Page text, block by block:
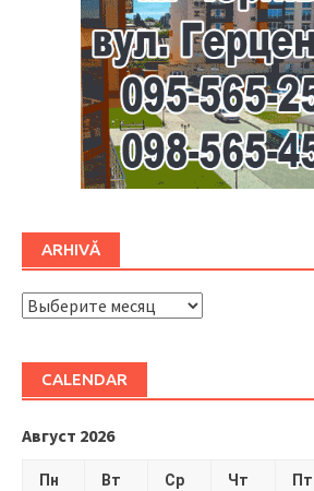
ARHIVĂ
ARHIVĂ
CALENDAR
Август 2026
Пн Вт Ср Чт Пт